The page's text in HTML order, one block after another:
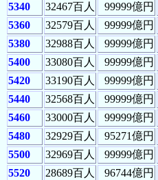
5340
32467百人 99999億円
5360
32579百人 99999億円
5380
32988百人 99999億円
5400
33080百人 99999億円
5420
33190百人 99999億円
5440
32568百人 99999億円
5460
33000百人 99999億円
5480
32929百人 95271億円
5500
32969百人 99999億円
5520
28689百人 96744億円